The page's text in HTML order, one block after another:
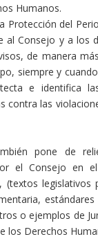
Humanos.
Protección del
al Consejo y a los
de manera
siempre y
e identifica
contra las
pone de
el Consejo en
(textos legislativos
o ejemplos de
los Derechos